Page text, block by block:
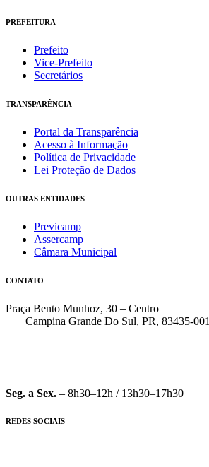
PREFEITURA
Prefeito
Vice-Prefeito
Secretários
TRANSPARÊNCIA
Portal da Transparência
Acesso à Informação
Política de Privacidade
Lei Proteção de Dados
OUTRAS ENTIDADES
Previcamp
Assercamp
Câmara Municipal
CONTATO
Praça Bento Munhoz, 30 – Centro
Campina Grande Do Sul, PR, 83435-001
Seg. a Sex. – 8h30–12h / 13h30–17h30
REDES SOCIAIS